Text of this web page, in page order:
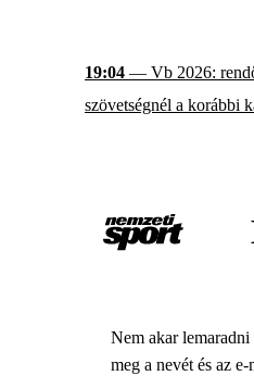
19:04 — Vb 2026:
szövetségnél a korábbi
Nem akar
meg a nevét és az